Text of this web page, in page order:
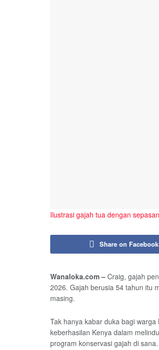
Ilustrasi gajah tua dengan
Share on Facebook
Wanaloka.com – Craig, gajah
2026. Gajah berusia 54 tahun itu
masing.
Tak hanya kabar duka bagi
keberhasilan Kenya dalam
program konservasi gajah di sana.